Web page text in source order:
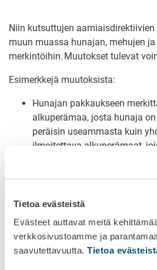
Tietoa evästeistä
Evästeet auttavat meitä
verkkosivustoamme ja
saavutettavuutta. Tietoa
Niin kutsuttujen
muun muassa hunajan, mehujen
merkintöihin. Muutokset tulevat
Esimerkkejä muutoksista:
Hunajan pakkaukseen
alkuperämaa, josta hunaja
peräisin useammasta kuin
ilmoitettava alkuperämaat,
niiden paino-osuuden
järjestyksessä sekä kustakin
Hillon
g ja erikoishillon
nousee 50 g/100 g.
Hedelmätäysmehujen